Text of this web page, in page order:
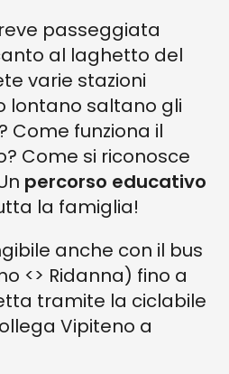
passeggiata
al laghetto del
varie stazioni
lontano saltano gli
Come funziona il
Come si riconosce
percorso educativo
la famiglia!
anche con il bus
<> Ridanna) fino a
tramite la ciclabile
Vipiteno a